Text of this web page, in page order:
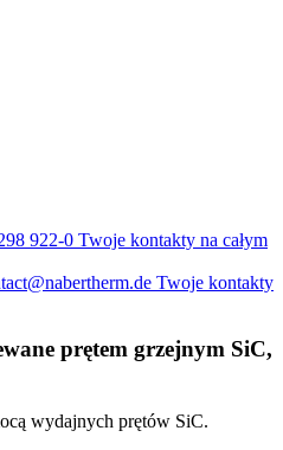
922-0 Twoje kontakty na całym
Twoje kontakty
prętem grzejnym SiC,
wydajnych prętów SiC.